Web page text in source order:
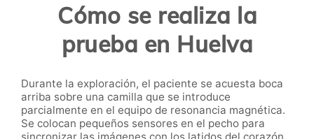
Cómo se realiza la
prueba en Huelva
Durante la exploración, el paciente se acuesta boca
arriba sobre una camilla que se introduce
parcialmente en el equipo de resonancia magnética.
Se colocan pequeños sensores en el pecho para